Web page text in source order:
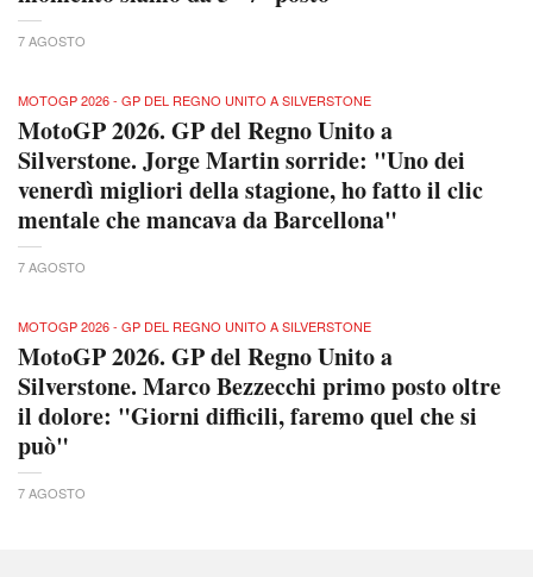
7 AGOSTO
MOTOGP 2026 - GP DEL REGNO UNITO A SILVERSTONE
MotoGP 2026. GP del Regno Unito a
Silverstone. Jorge Martin sorride: "Uno dei
venerdì migliori della stagione, ho fatto il clic
mentale che mancava da Barcellona"
7 AGOSTO
MOTOGP 2026 - GP DEL REGNO UNITO A SILVERSTONE
MotoGP 2026. GP del Regno Unito a
Silverstone. Marco Bezzecchi primo posto oltre
il dolore: "Giorni difficili, faremo quel che si
può"
7 AGOSTO